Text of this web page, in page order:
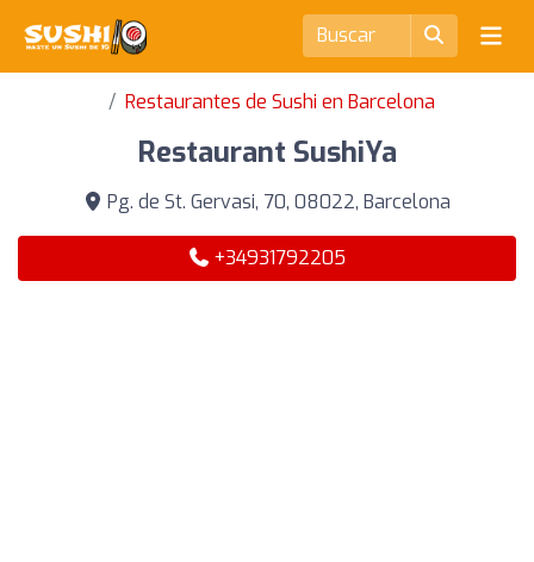
Restaurantes de Sushi en Barcelona
Restaurant SushiYa
Pg. de St. Gervasi, 70, 08022, Barcelona
+34931792205